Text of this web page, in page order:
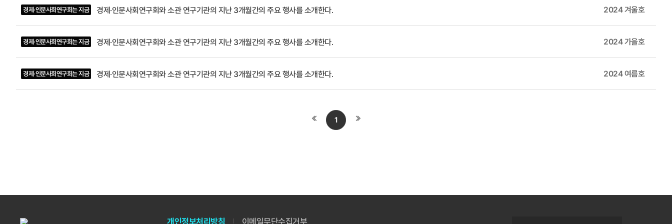
선의 과정이라고 설명하였다. 이어 연구회 경영지원본부의 PBS 관련 제도 안내와 질의응답이 진행되었으며, 각 연구기관의 국정과제 관련 연구 현황 보고, 기
관별 현안 공유, 제도개선에 따른 대응 방안이 논의되었다. 아울러 협동연구를 비롯한 거시적 관점의 공동 연구 협력 방향도 함께 검토되었다.
경제·인문사회연구회는 지금 경제·인문사회연구회와 소관 연구기관의 지난 3개월간의 주요 행사를 소개한다. 2024 겨울호
경제·인문사회연구회는 지금 경제·인문사회연구회와 소관 연구기관의 지난 3개월간의 주요 행사를 소개한다. 2024 가을호
경제·인문사회연구회는 지금 경제·인문사회연구회와 소관 연구기관의 지난 3개월간의 주요 행사를 소개한다. 2024 여름호
첫
1
끝
개인정보처리방침 이메일무단수집거부